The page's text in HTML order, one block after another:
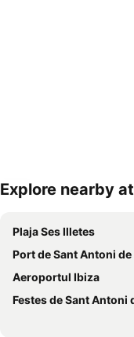
Explore nearby
Plaja Ses Illetes
Port de Sant Antoni de
Aeroportul Ibiza
Festes de Sant Antoni de